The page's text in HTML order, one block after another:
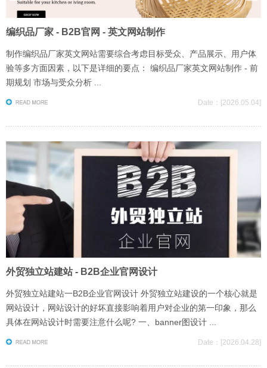
编织品厂家 - B2B官网 - 英文网站制作
制作编织品厂家英文网站需要综合考虑目标受众、产品展示、用户体
验等多方面因素，以下是详细的要点： 编织品厂家英文网站制作 - 前
期规划 市场与受众分析 ...
Date：[2026.05.04]
外贸独立站建站 - B2B企业官网设计
外贸独立站建站一B2B企业官网设计 外贸独立站建设的一个核心就是
网站设计，网站设计的好坏直接影响着用户对企业的第一印象，那么
具体在网站设计时需要注意什么呢? 一、banner图设计 ...
Date：[2026.04.28]